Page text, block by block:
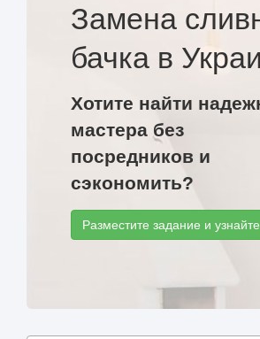
Замена
бачка в
Хотите найти
мастера без
посредников и
сэкономить?
Разместите задание и